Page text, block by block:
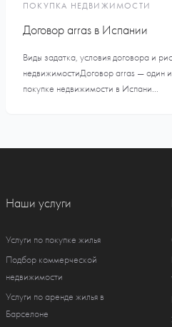
ПОКУПКА НЕДВИЖИМОСТИ
Договор arras в Испании
Виды задатка, условия договора и
недвижимостиДоговор arras — один
покупке недвижимости в Испани...
Наши услуги
Услуги по покупке жилья
Подбор коммерческой
недвижимости
Услуги по аренде жилья в
Барселоне